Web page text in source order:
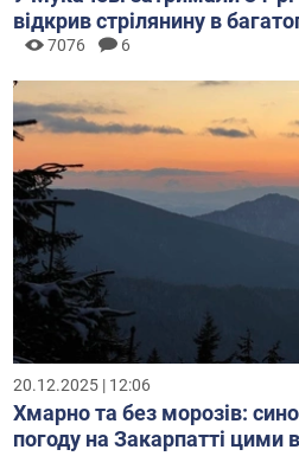
відкрив стрілянину в
7076 6
20.12.2025 | 12:06
Хмарно та без морозів:
погоду на Закарпатті цими